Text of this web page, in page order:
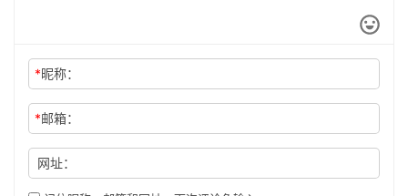
*昵称：
*邮箱：
网址：